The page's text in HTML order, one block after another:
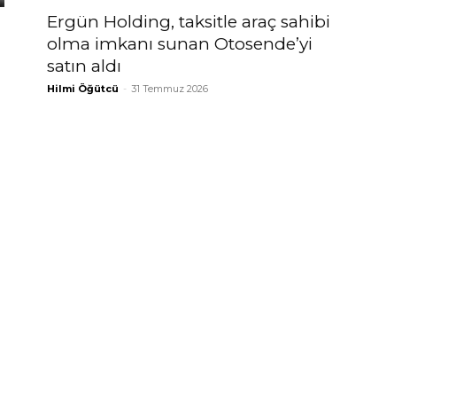
Ergün Holding, taksitle araç sahibi
olma imkanı sunan Otosende’yi
satın aldı
Hilmi Öğütcü - 31 Temmuz 2026